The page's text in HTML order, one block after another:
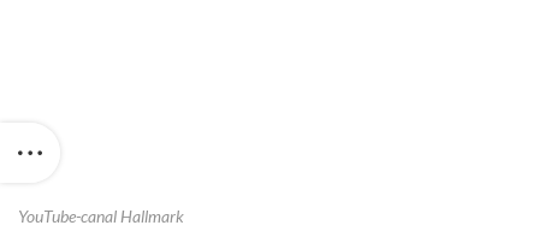
YouTube-canal Hallmark